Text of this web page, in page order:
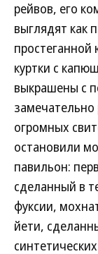
рейвов, его
выглядят как
куртки с
выкрашены с
огромных
остановили
павильон:
сделанный в
фуксии,
йети,